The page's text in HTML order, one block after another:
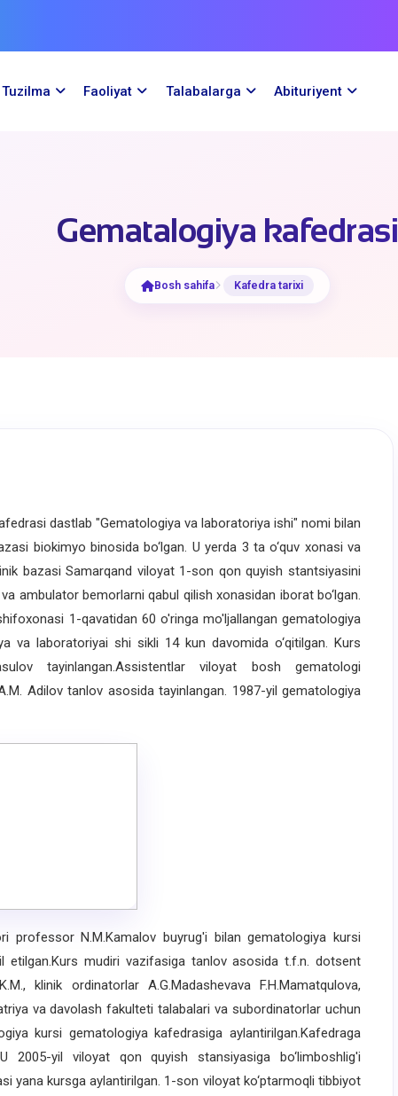
Tuzilma Faoliyat Talabalarga Abituriyent
Gematalogiya kafedrasi
Bosh sahifa Kafedra tarixi
dastlab "Gematologiya va laboratoriya ishi" nomi bilan
biokimyo binosida bo‘lgan. U yerda 3 ta o‘quv xonasi va
bazasi Samarqand viloyat 1-son qon quyish stantsiyasini
ambulator bemorlarni qabul qilish xonasidan iborat bo‘lgan.
1-qavatidan 60 o'ringa mo'ljallangan gematologiya
va laboratoriyai shi sikli 14 kun davomida o‘qitilgan. Kurs
tayinlangan.Assistentlar viloyat bosh gematologi
A.M. Adilov tanlov asosida tayinlangan. 1987-yil gematologiya
N.M.Kamalov buyrug'i bilan gematologiya kursi
etilgan.Kurs mudiri vazifasiga tanlov asosida t.f.n. dotsent
klinik ordinatorlar A.G.Madashevava F.H.Mamatqulova,
va davolash fakulteti talabalari va subordinatorlar uchun
kursi gematologiya kafedrasiga aylantirilgan.Kafedraga
2005-yil viloyat qon quyish stansiyasiga bo‘limboshlig'i
yana kursga aylantirilgan. 1-son viloyat ko‘ptarmoqli tibbiyot